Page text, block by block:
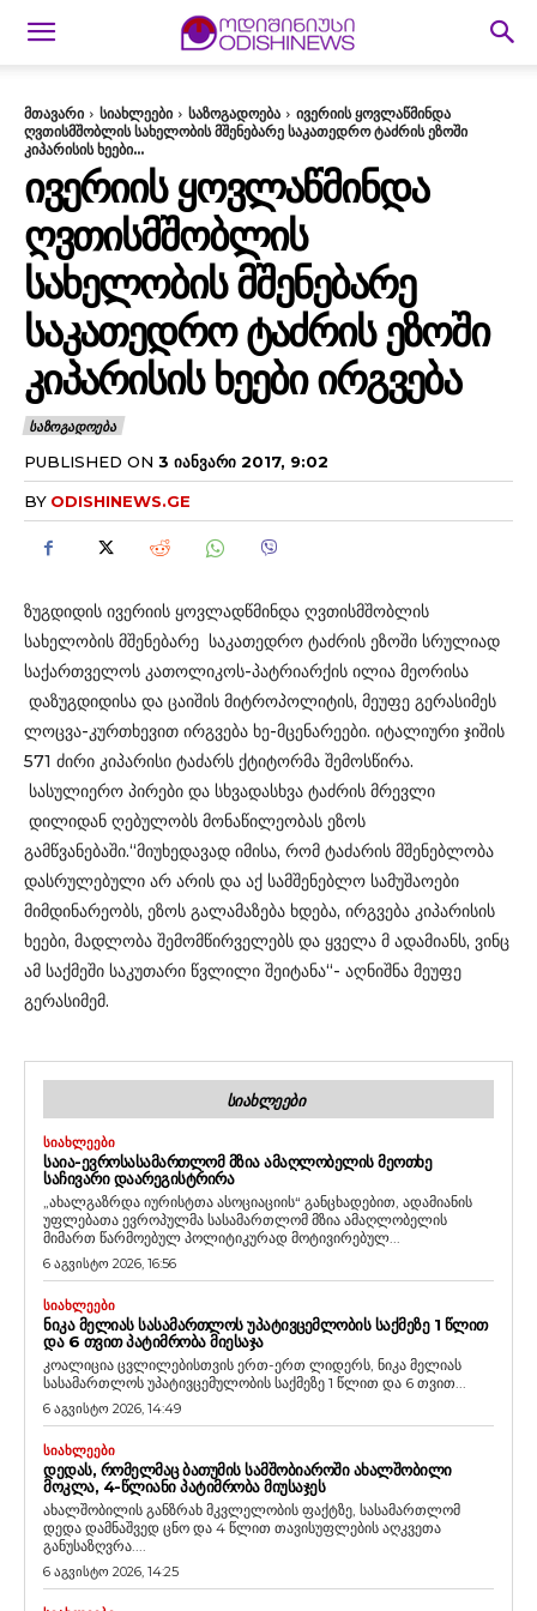
მთავარი სიახლეები საზოგადოება
ივერიის ყოვლაწმინდა
ღვთისმშობლის სახელობის მშენებარე საკათედრო ტაძრის ეზოში
კიპარისის ხეები...
ᲘᲕᲔᲠᲘᲘᲡ ᲧᲝᲕᲚᲐᲬᲛᲘᲜᲓᲐ
ᲦᲕᲗᲘᲡᲛᲨᲝᲑᲚᲘᲡ
ᲡᲐᲮᲔᲚᲝᲑᲘᲡ ᲛᲨᲔᲜᲔᲑᲐᲠᲔ
ᲡᲐᲙᲐᲗᲔᲓᲠᲝ ᲢᲐᲫᲠᲘᲡ ᲔᲖᲝᲨᲘ
ᲙᲘᲞᲐᲠᲘᲡᲘᲡ ᲮᲔᲔᲑᲘ ᲘᲠᲒᲕᲔᲑᲐ
ᲡᲐᲖᲝᲒᲐᲓᲝᲔᲑᲐ
PUBLISHED ON 3 ᲘᲐᲜᲕᲐᲠᲘ 2017, 9:02
BY ODISHINEWS.GE
ზუგდიდის ივერიის ყოვლადწმინდა ღვთისმშობლის
სახელობის მშენებარე საკათედრო ტაძრის ეზოში სრულიად
საქართველოს კათოლიკოს-პატრიარქის ილია მეორისა
დაზუგდიდისა და ცაიშის მიტროპოლიტის, მეუფე გერასიმეს
ლოცვა-კურთხევით ირგვება ხე-მცენარეები. იტალიური ჯიშის
571 ძირი კიპარისი ტაძარს ქტიტორმა შემოსწირა.
სასულიერო პირები და სხვადასხვა ტაძრის მრევლი
დილიდან ღებულობს მონაწილეობას ეზოს
გამწვანებაში.“მიუხედავად იმისა, რომ ტაძარის მშენებლობა
დასრულებული არ არის და აქ სამშენებლო სამუშაოები
მიმდინარეობს, ეზოს გალამაზება ხდება, ირგვება კიპარისის
ხეები, მადლობა შემომწირველებს და ყველა მ ადამიანს, ვინც
ამ საქმეში საკუთარი წვლილი შეიტანა“- აღნიშნა მეუფე
გერასიმემ.
ᲡᲘᲐᲮᲚᲔᲔᲑᲘ
ᲡᲘᲐᲮᲚᲔᲔᲑᲘ
ᲡᲐᲘᲐ-ᲔᲕᲠᲝᲡᲐᲡᲐᲛᲐᲠᲗᲚᲝᲛ ᲛᲖᲘᲐ ᲐᲛᲐᲦᲚᲝᲑᲔᲚᲘᲡ ᲛᲔᲝᲗᲮᲔ
ᲡᲐᲩᲘᲕᲐᲠᲘ ᲓᲐᲐᲠᲔᲒᲘᲡᲢᲠᲘᲠᲐ
„ახალგაზრდა იურისტთა ასოციაციის“ განცხადებით, ადამიანის
უფლებათა ევროპულმა სასამართლომ მზია ამაღლობელის
მიმართ წარმოებულ პოლიტიკურად მოტივირებულ...
6 აგვისტო 2026, 16:56
ᲡᲘᲐᲮᲚᲔᲔᲑᲘ
ᲜᲘᲙᲐ ᲛᲔᲚᲘᲐᲡ ᲡᲐᲡᲐᲛᲐᲠᲗᲚᲝᲡ ᲣᲞᲐᲢᲘᲕᲪᲔᲛᲚᲝᲑᲘᲡ ᲡᲐᲥᲛᲔᲖᲔ 1 ᲬᲚᲘᲗ
ᲓᲐ 6 ᲗᲕᲘᲗ ᲞᲐᲢᲘᲛᲠᲝᲑᲐ ᲛᲘᲔᲡᲐᲯᲐ
კოალიცია ცვლილებისთვის ერთ-ერთ ლიდერს, ნიკა მელიას
სასამართლოს უპატივცემულობის საქმეზე 1 წლით და 6 თვით...
6 აგვისტო 2026, 14:49
ᲡᲘᲐᲮᲚᲔᲔᲑᲘ
ᲓᲔᲓᲐᲡ, ᲠᲝᲛᲔᲚᲛᲐᲪ ᲑᲐᲗᲣᲛᲘᲡ ᲡᲐᲛᲨᲝᲑᲘᲐᲠᲝᲨᲘ ᲐᲮᲐᲚᲨᲝᲑᲘᲚᲘ
ᲛᲝᲙᲚᲐ, 4-ᲬᲚᲘᲐᲜᲘ ᲞᲐᲢᲘᲛᲠᲝᲑᲐ ᲛᲘᲣᲡᲐᲯᲔᲡ
ახალშობილის განზრახ მკვლელობის ფაქტზე, სასამართლომ
დედა დამნაშვედ ცნო და 4 წლით თავისუფლების აღკვეთა
განუსაზღვრა....
6 აგვისტო 2026, 14:25